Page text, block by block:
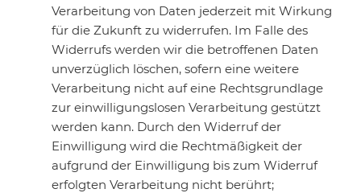
Verarbeitung von Daten jederzeit mit Wirkung
für die Zukunft zu widerrufen. Im Falle des
Widerrufs werden wir die betroffenen Daten
unverzüglich löschen, sofern eine weitere
Verarbeitung nicht auf eine Rechtsgrundlage
zur einwilligungslosen Verarbeitung gestützt
werden kann. Durch den Widerruf der
Einwilligung wird die Rechtmäßigkeit der
aufgrund der Einwilligung bis zum Widerruf
erfolgten Verarbeitung nicht berührt;